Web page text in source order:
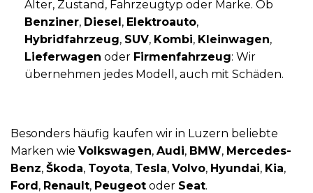
Alter, Zustand, Fahrzeugtyp oder Marke. Ob
Benziner, Diesel, Elektroauto,
Hybridfahrzeug, SUV, Kombi, Kleinwagen,
Lieferwagen oder Firmenfahrzeug: Wir
übernehmen jedes Modell, auch mit Schäden.
Besonders häufig kaufen wir in Luzern beliebte
Marken wie Volkswagen, Audi, BMW, Mercedes-
Benz, Škoda, Toyota, Tesla, Volvo, Hyundai, Kia,
Ford, Renault, Peugeot oder Seat.